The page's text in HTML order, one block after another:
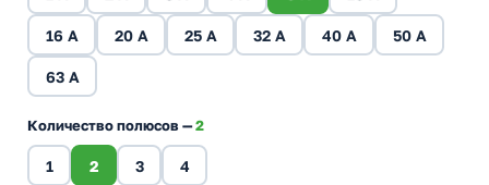
16 A 20 A 25 A 32 A 40 A 50 A
63 A
Количество полюсов —2
1 2 3 4